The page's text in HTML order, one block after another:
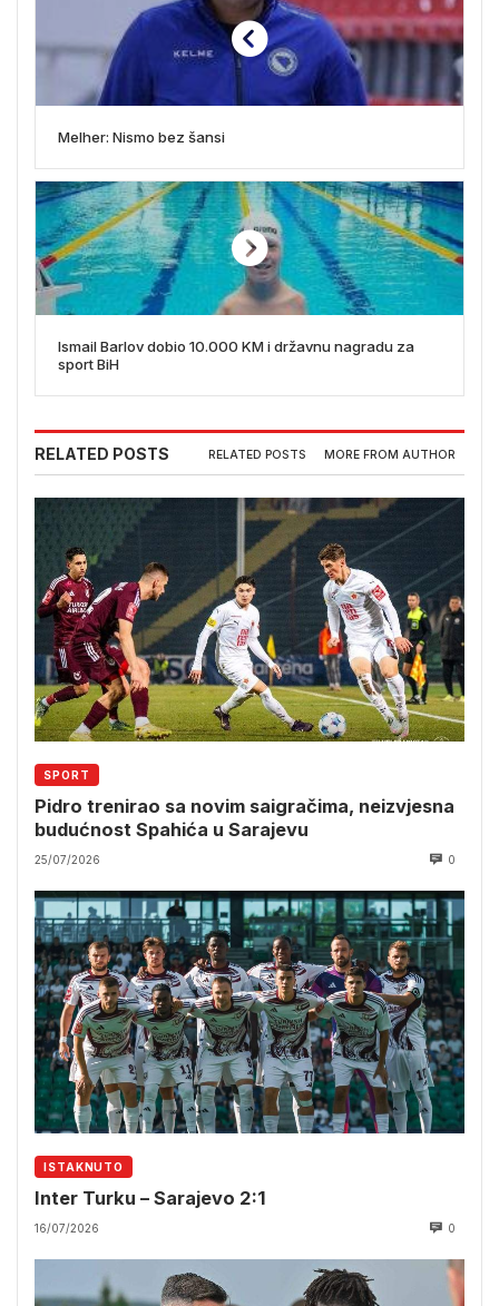
Melher: Nismo bez šansi
Ismail Barlov dobio 10.000 KM i državnu nagradu za
sport BiH
RELATED POSTS RELATED POSTS MORE FROM AUTHOR
SPORT
Pidro trenirao sa novim saigračima, neizvjesna
budućnost Spahića u Sarajevu
25/07/2026 0
ISTAKNUTO
Inter Turku – Sarajevo 2:1
16/07/2026 0